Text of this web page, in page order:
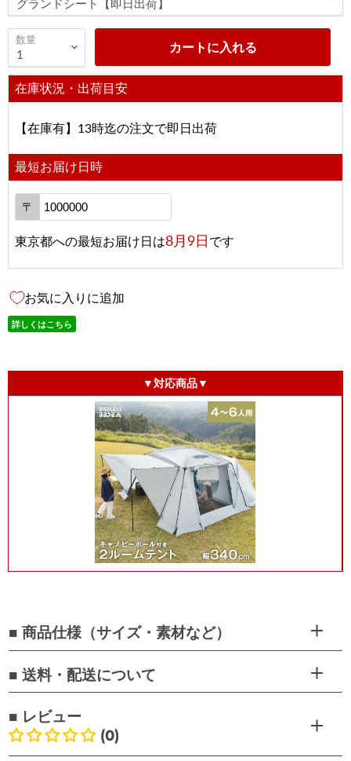
数量
カートに入れる
在庫状況・出荷目安
【在庫有】13時迄の注文で即日出荷
最短お届け日時
〒
東京都への最短お届け日は8月9日 です
お気に入りに追加
詳しくはこちら
▼対応商品▼
■ 商品仕様（サイズ・素材など）
■ 送料・配送について
■ レビュー
(0)